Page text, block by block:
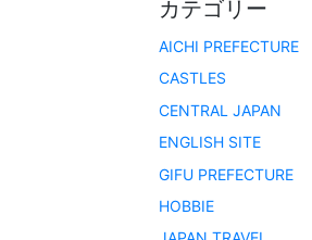
カテゴリー
AICHI PREFECTURE
CASTLES
CENTRAL JAPAN
ENGLISH SITE
GIFU PREFECTURE
HOBBIE